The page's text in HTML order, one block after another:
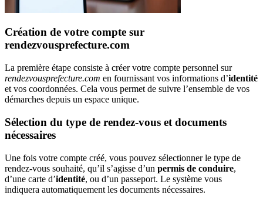
Création de votre compte sur
rendezvousprefecture.com
La première étape consiste à créer votre compte personnel sur
rendezvousprefecture.com en fournissant vos informations d’identité
et vos coordonnées. Cela vous permet de suivre l’ensemble de vos
démarches depuis un espace unique.
Sélection du type de rendez-vous et documents
nécessaires
Une fois votre compte créé, vous pouvez sélectionner le type de
rendez-vous souhaité, qu’il s’agisse d’un permis de conduire,
d’une carte d’identité, ou d’un passeport. Le système vous
indiquera automatiquement les documents nécessaires.